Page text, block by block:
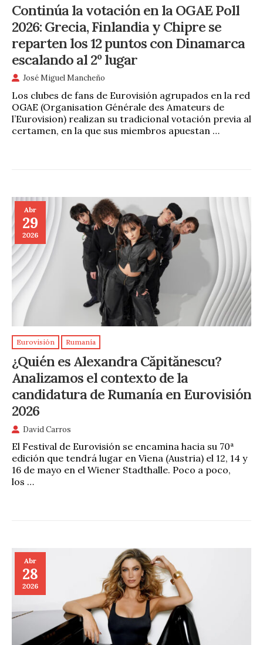
Continúa la votación en la OGAE Poll
2026: Grecia, Finlandia y Chipre se
reparten los 12 puntos con Dinamarca
escalando al 2º lugar
José Miguel Mancheño
Los clubes de fans de Eurovisión agrupados en la red
OGAE (Organisation Générale des Amateurs de
l’Eurovision) realizan su tradicional votación previa al
certamen, en la que sus miembros apuestan …
Abr
29
2026
Eurovisión Rumanía
¿Quién es Alexandra Căpitănescu?
Analizamos el contexto de la
candidatura de Rumanía en Eurovisión
2026
David Carros
El Festival de Eurovisión se encamina hacia su 70ª
edición que tendrá lugar en Viena (Austria) el 12, 14 y
16 de mayo en el Wiener Stadthalle. Poco a poco,
los …
Abr
28
2026